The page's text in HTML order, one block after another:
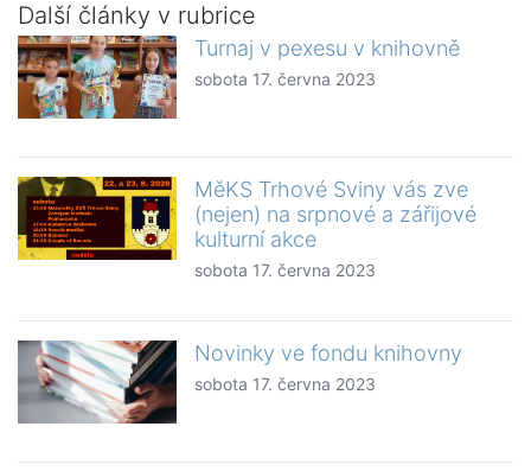
Další články v rubrice
Turnaj v pexesu v knihovně
sobota 17. června 2023
MěKS Trhové Sviny vás zve
(nejen) na srpnové a zářijové
kulturní akce
sobota 17. června 2023
Novinky ve fondu knihovny
sobota 17. června 2023